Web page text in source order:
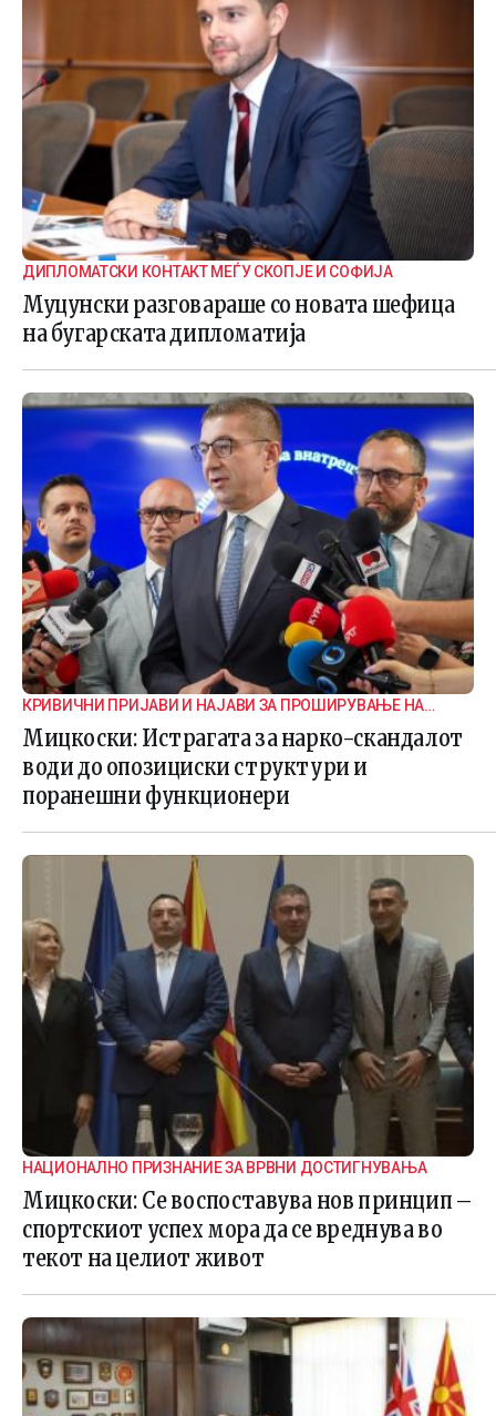
ДИПЛОМАТСКИ КОНТАКТ МЕЃУ СКОПЈЕ И СОФИЈА
Муцунски разговараше со новата шефица
на бугарската дипломатија
КРИВИЧНИ ПРИЈАВИ И НАЈАВИ ЗА ПРОШИРУВАЊЕ НА
ИСТРАГАТА
Мицкоски: Истрагата за нарко-скандалот
води до опозициски структури и
поранешни функционери
НАЦИОНАЛНО ПРИЗНАНИЕ ЗА ВРВНИ ДОСТИГНУВАЊА
Мицкоски: Се воспоставува нов принцип –
спортскиот успех мора да се вреднува во
текот на целиот живот